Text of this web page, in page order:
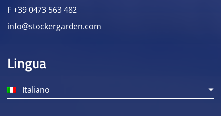
F +39 0473 563 482
info@stockergarden.com
Lingua
Italiano